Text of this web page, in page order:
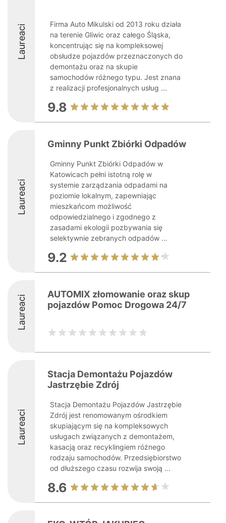
Laureaci
Firma Auto Mikulski od 2013 roku działa
na terenie Gliwic oraz całego Śląska,
koncentrując się na kompleksowej
obsłudze pojazdów przeznaczonych do
demontażu oraz na skupie
samochodów różnego typu. Jest znana
z realizacji profesjonalnych usług ...
9.8
Laureaci
Gminny Punkt Zbiórki Odpadów
Gminny Punkt Zbiórki Odpadów w
Katowicach pełni istotną rolę w
systemie zarządzania odpadami na
poziomie lokalnym, zapewniając
mieszkańcom możliwość
odpowiedzialnego i zgodnego z
zasadami ekologii pozbywania się
selektywnie zebranych odpadów ...
9.2
Laureaci
AUTOMIX złomowanie oraz skup
pojazdów Pomoc Drogowa 24/7
Laureaci
Stacja Demontażu Pojazdów
Jastrzębie Zdrój
Stacja Demontażu Pojazdów Jastrzębie
Zdrój jest renomowanym ośrodkiem
skupiającym się na kompleksowych
usługach związanych z demontażem,
kasacją oraz recyklingiem różnego
rodzaju samochodów. Przedsiębiorstwo
od dłuższego czasu rozwija swoją ...
8.6